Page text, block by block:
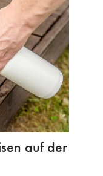
auf der